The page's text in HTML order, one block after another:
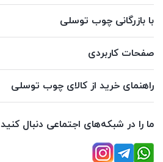
با بازرگانی چوب توسلی
صفحات کاربردی
راهنمای خرید از کالای چوب توسلی
ما را در شبکه‌های اجتماعی دنبال کنید